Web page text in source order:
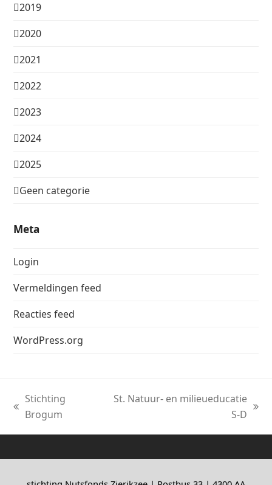
2019
2020
2021
2022
2023
2024
2025
Geen categorie
Meta
Login
Vermeldingen feed
Reacties feed
WordPress.org
previous
Stichting
Brogum
St. Natuur- en milieueducatie
S-D